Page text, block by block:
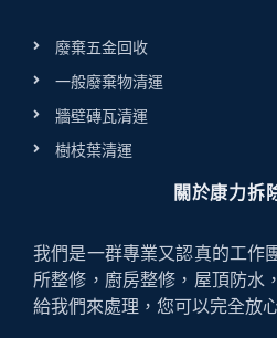
廢棄五金回收
一般廢棄物清運
牆壁磚瓦清運
樹枝葉清運
關於康力拆
我們是一群專業又認真的工作
所整修，廚房整修，屋頂防水
給我們來處理，您可以完全放心